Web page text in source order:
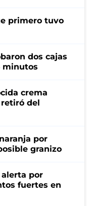
primero tuvo
dos cajas
minutos
crema
del
por
granizo
alerta por
fuertes en